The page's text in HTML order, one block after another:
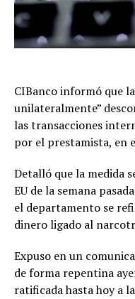
CIBanco informó que
unilateralmente”
las transacciones
por el prestamista, en
Detalló que la medida
EU de la semana
el departamento se
dinero ligado al
Expuso en un
de forma repentina
ratificada hasta hoy a